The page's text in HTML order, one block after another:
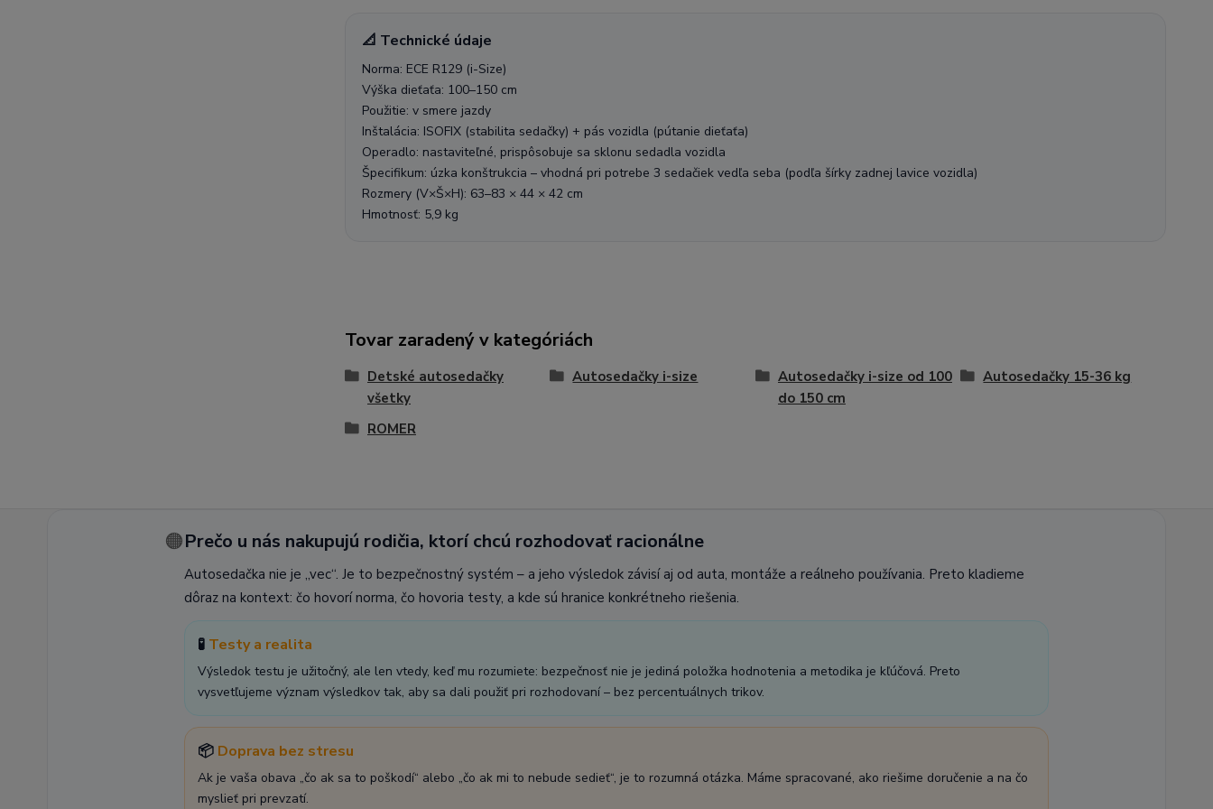
📐 Technické údaje
Norma: ECE R129 (i-Size)
Výška dieťaťa: 100–150 cm
Použitie: v smere jazdy
Inštalácia: ISOFIX (stabilita sedačky) + pás vozidla (pútanie dieťaťa)
Operadlo: nastaviteľné, prispôsobuje sa sklonu sedadla vozidla
Špecifikum: úzka konštrukcia – vhodná pri potrebe 3 sedačiek vedľa seba (podľa šírky zadnej lavice vozidla)
Rozmery (V×Š×H): 63–83 × 44 × 42 cm
Hmotnosť: 5,9 kg
Tovar zaradený v kategóriách
Detské autosedačky
všetky
Autosedačky i-size
Autosedačky i-size od 100
do 150 cm
Autosedačky 15-36 kg
ROMER
🟠Prečo u nás nakupujú rodičia, ktorí chcú rozhodovať racionálne
Autosedačka nie je „vec“. Je to bezpečnostný systém – a jeho výsledok závisí aj od auta, montáže a reálneho používania. Preto kladieme
dôraz na kontext: čo hovorí norma, čo hovoria testy, a kde sú hranice konkrétneho riešenia.
🧪 Testy a realita
Výsledok testu je užitočný, ale len vtedy, keď mu rozumiete: bezpečnosť nie je jediná položka hodnotenia a metodika je kľúčová. Preto
vysvetľujeme význam výsledkov tak, aby sa dali použiť pri rozhodovaní – bez percentuálnych trikov.
📦 Doprava bez stresu
Ak je vaša obava „čo ak sa to poškodí“ alebo „čo ak mi to nebude sedieť“, je to rozumná otázka. Máme spracované, ako riešime doručenie a na čo
myslieť pri prevzatí.